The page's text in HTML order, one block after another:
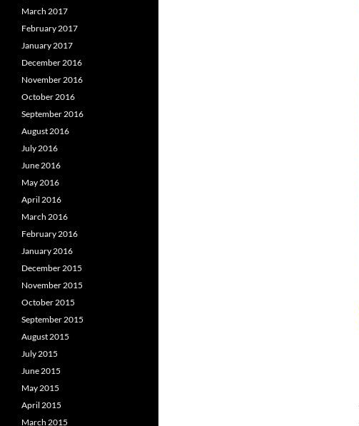
March 2017
February 2017
January 2017
December 2016
November 2016
October 2016
September 2016
August 2016
July 2016
June 2016
May 2016
April 2016
March 2016
February 2016
January 2016
December 2015
November 2015
October 2015
September 2015
August 2015
July 2015
June 2015
May 2015
April 2015
March 2015